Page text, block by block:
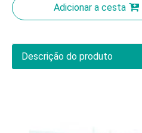
Adicionar a cesta
Descrição do produto